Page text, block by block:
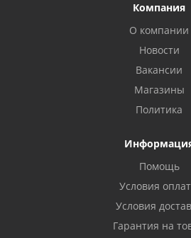
Компания
О компании
Новости
Вакансии
Магазины
Политика
Помощь
Условия
Условия
Гарантия на